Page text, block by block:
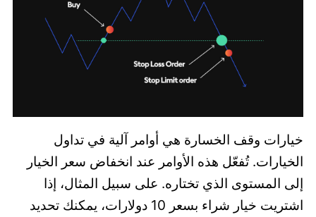
خيارات وقف الخسارة هي أوامر آلية في تداول
الخيارات. تُفعّل هذه الأوامر عند انخفاض سعر الخيار
إلى المستوى الذي تختاره. على سبيل المثال، إذا
اشتريت خيار شراء بسعر 10 دولارات، يمكنك تحديد